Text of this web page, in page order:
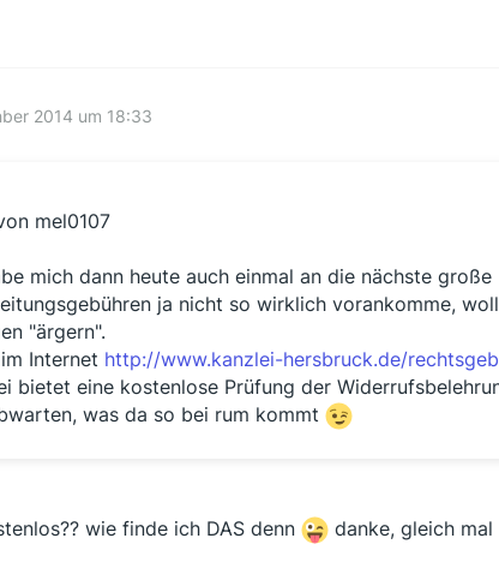
2014 um 18:33
mel0107
mich dann heute auch einmal an die nächste
ja nicht so wirklich vorankomme,
"ärgern".
Internet http://www.kanzlei-hersbruck.de/
bietet eine kostenlose Prüfung der
was da so bei rum kommt
wie finde ich DAS denn danke, gleich